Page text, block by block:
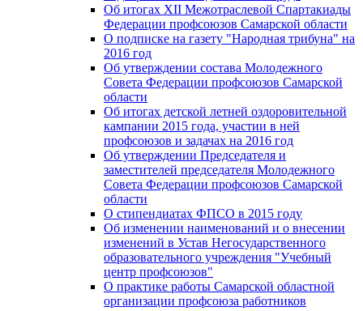
Об итогах XII Межотраслевой Спартакиады
Федерации профсоюзов Самарской области
О подписке на газету "Народная трибуна" на
2016 год
Об утверждении состава Молодежного
Совета Федерации профсоюзов Самарской
области
Об итогах детской летней оздоровительной
кампании 2015 года, участии в ней
профсоюзов и задачах на 2016 год
Об утверждении Председателя и
заместителей председателя Молодежного
Совета Федерации профсоюзов Самарской
области
О стипендиатах ФПСО в 2015 году
Об изменении наименований и о внесении
изменений в Устав Негосударственного
образовательного учреждения "Учебный
центр профсоюзов"
О практике работы Самарской областной
организации профсоюза работников